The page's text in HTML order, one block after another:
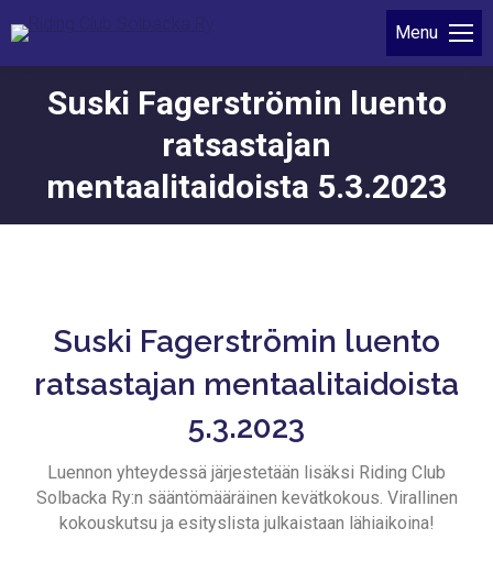
Menu
Suski Fagerströmin luento
ratsastajan
mentaalitaidoista 5.3.2023
Suski Fagerströmin luento
ratsastajan mentaalitaidoista
5.3.2023
Luennon yhteydessä järjestetään lisäksi Riding Club
Solbacka Ry:n sääntömääräinen kevätkokous. Virallinen
kokouskutsu ja esityslista julkaistaan lähiaikoina!